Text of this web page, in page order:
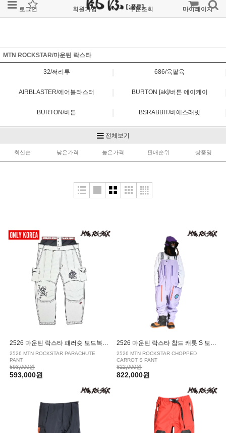
로그인 회원가입 주문조회 마이페이지
MTN ROCKSTAR/마운틴 락스타
32/써리투 686/육팔육
AIRBLASTER/에어블라스터 BURTON [ak]/버튼 에이케이
BURTON/버튼 BSRABBIT/비에스래빗
|
HELLOW/헬로우 | JONES/존스
| NOMADIK/노메딕
SPECIALGUEST/스페셜게스트 VOLCOM/볼컴
전체보기
최신순 낮은가격 높은가격 판매순위 상품명
2526 마운틴 락스타 패러슛 보드복 팬츠 SNOW
2526 MTN ROCKSTAR PARACHUTE
PANT
593,000원
593,000원
2526 마운틴 락스타 찹드 캐롯 S 보드복 팬츠 HERON
2526 MTN ROCKSTAR CHOPPED
CARROT S PANT
822,000원
822,000원